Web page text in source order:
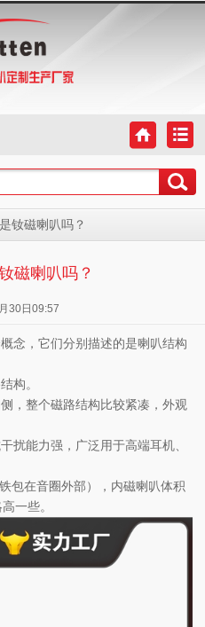
钕磁喇叭吗？
磁喇叭吗？
30日09:57
念，它们分别描述的是喇叭结构
构。
，整个磁路结构比较紧凑，外观
扰能力强，广泛用于高端耳机、
包在音圈外部），内磁喇叭体积
一些。